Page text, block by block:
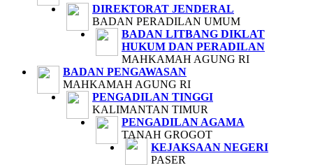
DIREKTORAT JENDERAL
BADAN PERADILAN UMUM
BADAN LITBANG DIKLAT
HUKUM DAN PERADILAN
MAHKAMAH AGUNG RI
BADAN PENGAWASAN
MAHKAMAH AGUNG RI
PENGADILAN TINGGI
KALIMANTAN TIMUR
PENGADILAN AGAMA
TANAH GROGOT
KEJAKSAAN NEGERI
PASER